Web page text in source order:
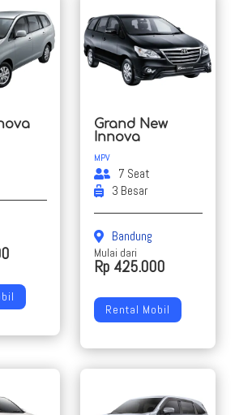
Grand New
Innova
MPV
7 Seat
3 Besar
Bandung
Mulai dari
Rp 425.000
Rental Mobil